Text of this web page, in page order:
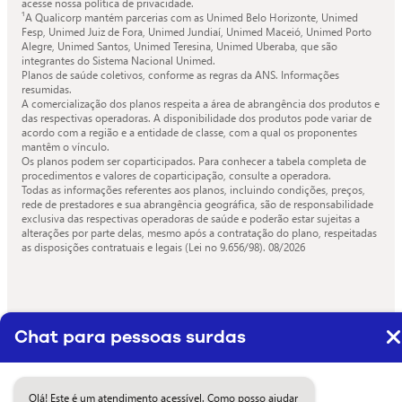
acesse nossa política de privacidade.
¹A Qualicorp mantém parcerias com as Unimed Belo Horizonte, Unimed
Fesp, Unimed Juiz de Fora, Unimed Jundiaí, Unimed Maceió, Unimed Porto
Alegre, Unimed Santos, Unimed Teresina, Unimed Uberaba, que são
integrantes do Sistema Nacional Unimed.
Planos de saúde coletivos, conforme as regras da ANS. Informações
resumidas.
A comercialização dos planos respeita a área de abrangência dos produtos e
das respectivas operadoras. A disponibilidade dos produtos pode variar de
acordo com a região e a entidade de classe, com a qual os proponentes
mantêm o vínculo.
Os planos podem ser coparticipados. Para conhecer a tabela completa de
procedimentos e valores de coparticipação, consulte a operadora.
Todas as informações referentes aos planos, incluindo condições, preços,
rede de prestadores e sua abrangência geográfica, são de responsabilidade
exclusiva das respectivas operadoras de saúde e poderão estar sujeitas a
alterações por parte delas, mesmo após a contratação do plano, respeitadas
as disposições contratuais e legais (Lei no 9.656/98). 08/2026
Chat para pessoas surdas
Olá! Este é um atendimento acessível. Como posso ajudar